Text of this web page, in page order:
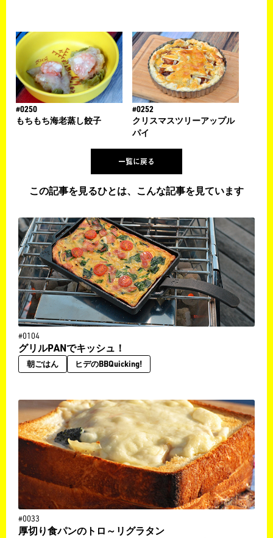
#0250
もちもち海老蒸し餃子
#0252
クリスマスツリーアップル
パイ
一覧に戻る
この記事を見るひとは、こんな記事を見ています
#0104
グリルPANでキッシュ！
朝ごはん ヒデのBBQuicking!
#0033
厚切り食パンのトロ～リグラタン